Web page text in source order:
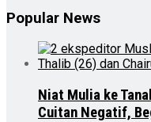
Popular News
Niat Mulia ke
Cuitan Negatif,